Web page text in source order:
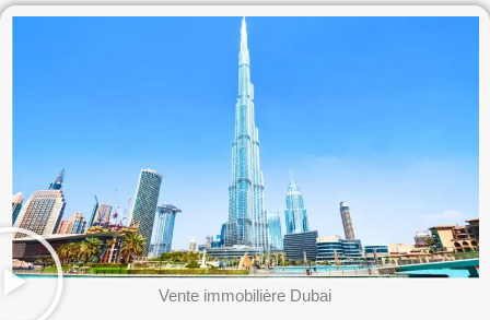
Vente immobilière Dubai